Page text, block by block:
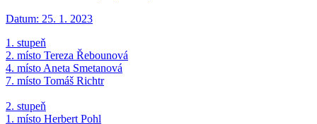
Datum: 25. 1. 2023
1. stupeň
2. místo Tereza Řebounová
4. místo Aneta Smetanová
7. místo Tomáš Richtr
2. stupeň
1. místo Herbert Pohl